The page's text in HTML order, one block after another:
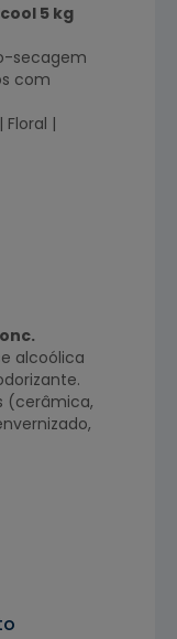
5 kg
secagem
com
Floral |
alcoólica
(cerâmica,